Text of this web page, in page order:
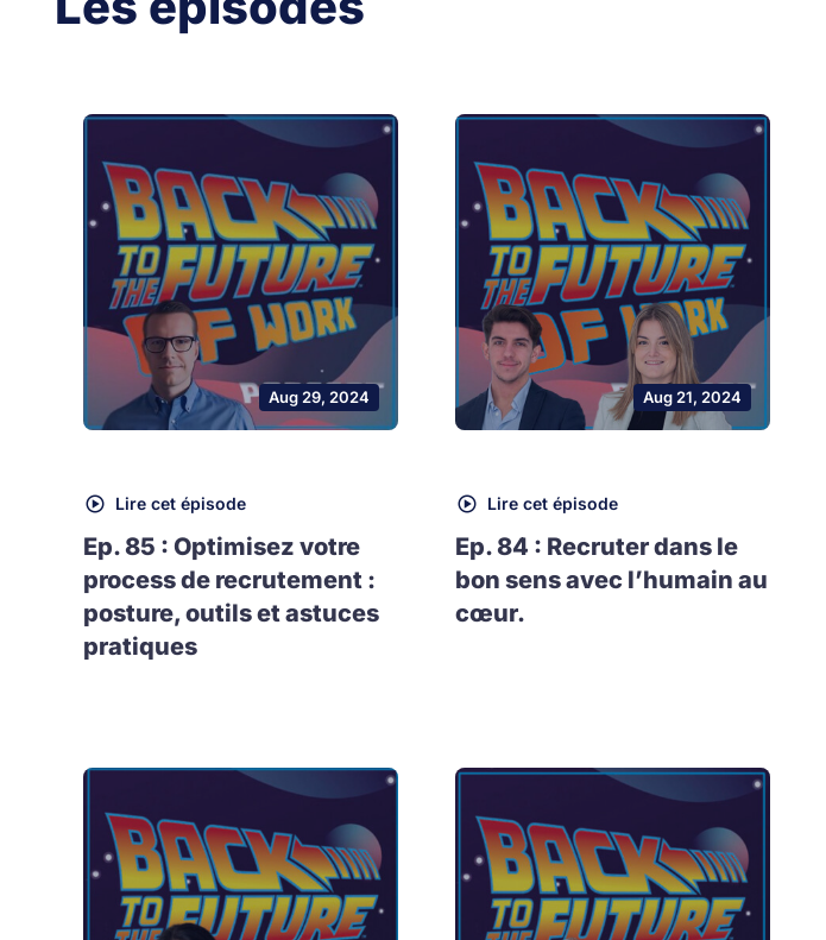
Aug 29, 2024
Lire cet épisode
Ep. 85 : Optimisez votre
process de recrutement :
posture, outils et astuces
pratiques
Aug 21, 2024
Lire cet épisode
Ep. 84 : Recruter dans le
bon sens avec l’humain au
cœur.